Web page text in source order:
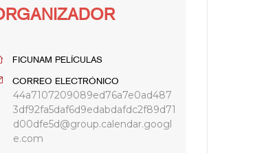
FICUNAM PELÍCULAS
CORREO ELECTRÓNICO
44a7107209089ed76a7e0ad487
3df92fa5daf6d9edabdafdc2f89d71
d00dfe5d@group.calendar.googl
e.com